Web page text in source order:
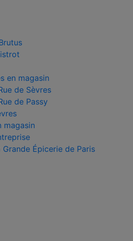
en magasin
de Sèvres
de Passy
magasin
Grande Épicerie de Paris